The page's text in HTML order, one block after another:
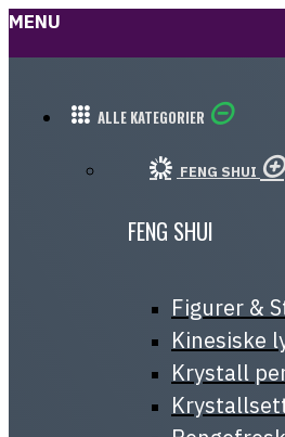
MerKaBa
MENU
ALLE KATEGORIER
FENG SHUI
FENG SHUI
Figurer &
Kinesiske
Krystall